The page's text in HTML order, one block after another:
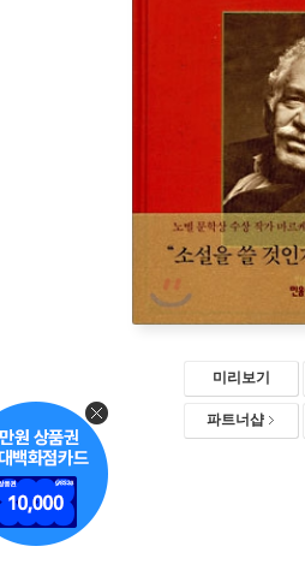
미리보기
파트너샵